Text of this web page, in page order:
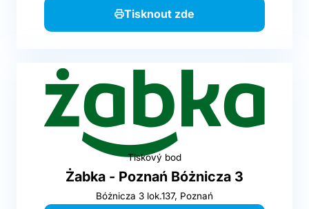
Tisknout zde
Tiskový bod
Żabka - Poznań Bóżnicza 3
Bóżnicza 3 lok.137, Poznań